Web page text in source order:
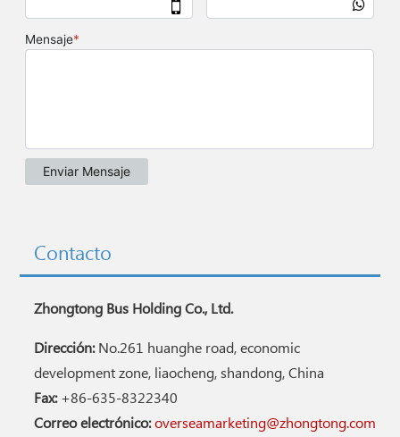
Contacto
Zhongtong Bus Holding Co., Ltd.
Dirección:No.261 huanghe road, economic
development zone, liaocheng, shandong, China
Fax:+86-635-8322340
Correo electrónico:overseamarketing@zhongtong.com